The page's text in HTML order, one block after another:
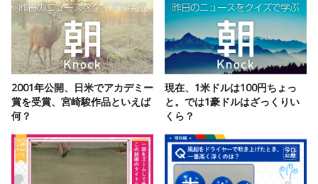
2001年公開、日米でアカデミー
賞を受賞、宮崎駿作品といえば
何？
現在、1米ドルは100円ちょっ
と。では1豪ドルはざっくりい
くら？